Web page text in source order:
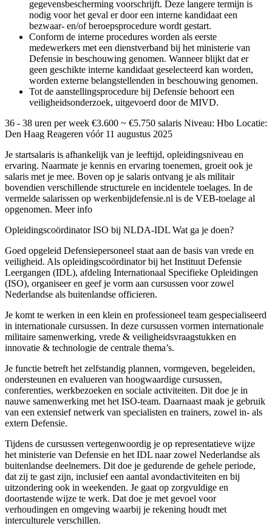
gegevensbescherming voorschrijft. Deze langere termijn is
nodig voor het geval er door een interne kandidaat een
bezwaar- en/of beroepsprocedure wordt gestart.
Conform de interne procedures worden als eerste
medewerkers met een dienstverband bij het ministerie van
Defensie in beschouwing genomen. Wanneer blijkt dat er
geen geschikte interne kandidaat geselecteerd kan worden,
worden externe belangstellenden in beschouwing genomen.
Tot de aanstellingsprocedure bij Defensie behoort een
veiligheidsonderzoek, uitgevoerd door de MIVD.
36 - 38 uren per week €3.600 ~ €5.750 salaris Niveau: Hbo Locatie:
Den Haag Reageren vóór 11 augustus 2025
Je startsalaris is afhankelijk van je leeftijd, opleidingsniveau en
ervaring. Naarmate je kennis en ervaring toenemen, groeit ook je
salaris met je mee. Boven op je salaris ontvang je als militair
bovendien verschillende structurele en incidentele toelages. In de
vermelde salarissen op werkenbijdefensie.nl is de VEB-toelage al
opgenomen. Meer info
Opleidingscoördinator ISO bij NLDA-IDL Wat ga je doen?
Goed opgeleid Defensiepersoneel staat aan de basis van vrede en
veiligheid. Als opleidingscoördinator bij het Instituut Defensie
Leergangen (IDL), afdeling Internationaal Specifieke Opleidingen
(ISO), organiseer en geef je vorm aan cursussen voor zowel
Nederlandse als buitenlandse officieren.
Je komt te werken in een klein en professioneel team gespecialiseerd
in internationale cursussen. In deze cursussen vormen internationale
militaire samenwerking, vrede & veiligheidsvraagstukken en
innovatie & technologie de centrale thema’s.
Je functie betreft het zelfstandig plannen, vormgeven, begeleiden,
ondersteunen en evalueren van hoogwaardige cursussen,
conferenties, werkbezoeken en sociale activiteiten. Dit doe je in
nauwe samenwerking met het ISO-team. Daarnaast maak je gebruik
van een extensief netwerk van specialisten en trainers, zowel in- als
extern Defensie.
Tijdens de cursussen vertegenwoordig je op representatieve wijze
het ministerie van Defensie en het IDL naar zowel Nederlandse als
buitenlandse deelnemers. Dit doe je gedurende de gehele periode,
dat zij te gast zijn, inclusief een aantal avondactiviteiten en bij
uitzondering ook in weekenden. Je gaat op zorgvuldige en
doortastende wijze te werk. Dat doe je met gevoel voor
verhoudingen en omgeving waarbij je rekening houdt met
interculturele verschillen.